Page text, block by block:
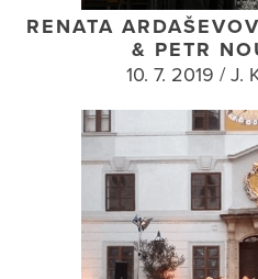
RENATA
& PETR
10. 7. 2019 / J.